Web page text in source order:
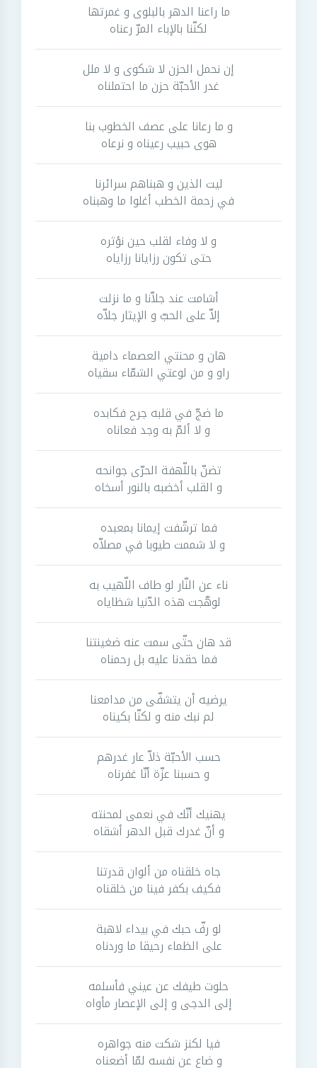
ما راعنا الدهر بالبلوى و غمرتها
لكنّنا بالإباء المرّ رعناه
إن نحمل الحزن لا شكوى و لا ملل
غدر الأحبّة حزن ما احتملناه
و ما رعانا على عصف الخطوب بنا
هوى حبيب رعيناه و نرعاه
ليت الذين و هبناهم سرائرنا
في زحمة الخطب أغلوا ما وهبناه
و لا وفاء لقلب حين نؤثره
حتى تكون رزايانا رزاياه
أشامت عند جلاّنا و ما نزلت
إلاّ على الحبّ و الإيثار جلاّه
هان و محنتي العصماء دامية
راو و من لوعتي الشمّاء سقياه
ما ضجّ في قلبه جرح فكابده
و لا ألمّ به وجد فعاناه
تضنّ باللّهفة الحرّى جوانحه
و القلب أخضبه بالنور أسخاه
فما ترشّفت إيمانا بمعبده
و لا شممت طيوبا في مصلاّه
ناء عن النّار لو طاف اللّهيب به
لوهّجت هذه الدّنيا شظاياه
قد هان حتّى سمت عنه ضغينتنا
فما حقدنا عليه بل رحمناه
يرضيه أن يتشفّى من مدامعنا
لم نبك منه و لكنّا بكيناه
حسب الأحبّة ذلاّ عار غدرهم
و حسبنا عزّة أنّا غفرناه
يهنيك أنّك في نعمى لمحنته
و أنّ غدرك قبل الدهر أشقاه
جاه خلقناه من ألوان قدرتنا
فكيف بكفر فينا من خلقناه
لو رفّ حبك في بيداء لاهبة
على الظماء رحيقا ما وردناه
حلوت طيفك عن عيني فأسلمه
إلى الدجى و إلى الإعصار مأواه
فيا لكنز شكت منه جواهره
و ضاع عن نفسه لمّا أضعناه